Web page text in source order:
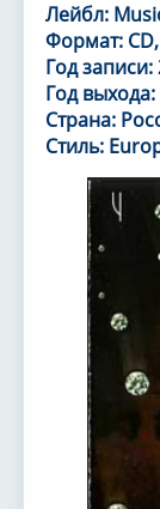
Лейбл:
Формат:
Год записи:
Год выхода:
Страна:
Стиль: